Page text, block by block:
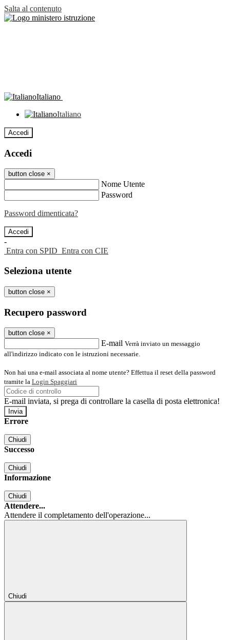
Salta al contenuto
Italiano
Italiano
Accedi
Accedi
button close ×
Nome Utente
Password
Password dimenticata?
-
Entra con SPID Entra con CIE
Seleziona utente
button close ×
Recupero password
button close ×
E-mail Verrà inviato un messaggio
all'indirizzo indicato con le istruzioni necessarie.
Non hai una e-mail associata al nome utente? Effettua il reset della password
tramite la Login Spaggiari
E-mail inviata, si prega di controllare la casella di posta elettronica!
Errore
Chiudi
Successo
Chiudi
Informazione
Chiudi
Attendere...
Attendere il completamento dell'operazione...
Chiudi